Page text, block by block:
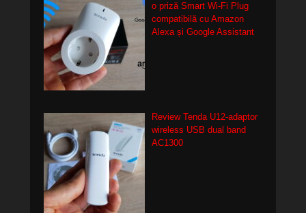
o priză Smart Wi-Fi Plug
compatibilă cu Amazon
Alexa și Google Assistant
Review Tenda U12-adaptor
wireless USB dual band
AC1300